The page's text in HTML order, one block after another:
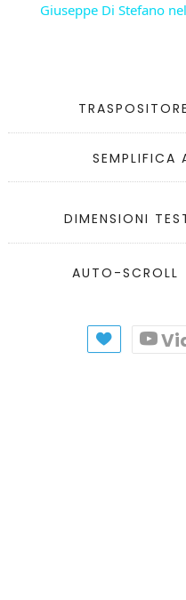
Giuseppe Di Stefano
TRASPOSITORE
SEMPLIFICA
DIMENSIONI
AUTO-SCROLL